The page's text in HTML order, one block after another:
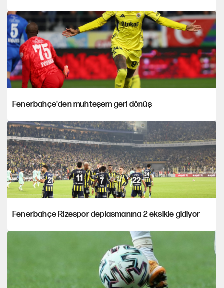
Fenerbahçe'den muhteşem geri dönüş
Fenerbahçe Rizespor deplasmanına 2 eksikle gidiyor